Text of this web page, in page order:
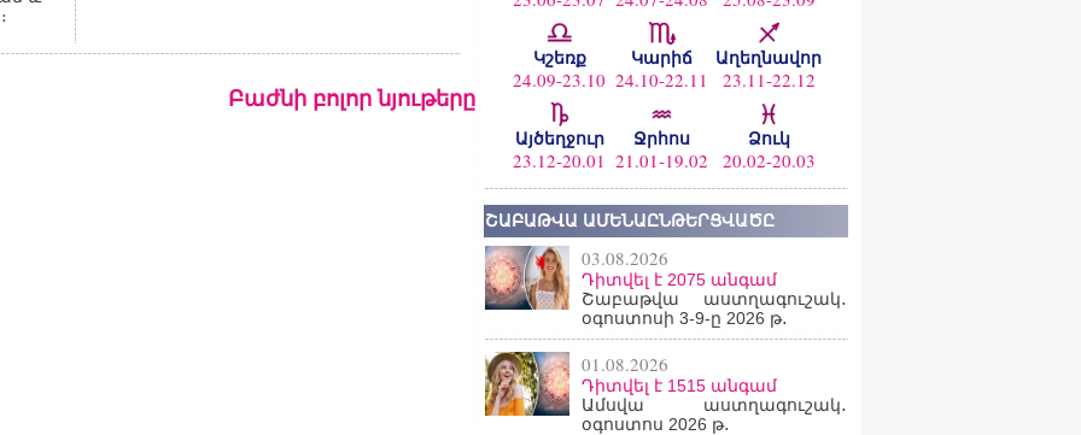
Բաժնի բոլոր նյութերը
Կշեռք
24.09-23.10
Կարիճ
24.10-22.11
Աղեղնավոր
23.11-22.12
Այծեղջուր
23.12-20.01
Ջրհոս
21.01-19.02
Ձուկ
20.02-20.03
ՇԱԲԱԹՎԱ ԱՄԵՆԱԸՆԹԵՐՑՎԱԾԸ
03.08.2026
Դիտվել է 2075 անգամ
Շաբաթվա աստղագուշակ․
օգոստոսի 3-9-ը 2026 թ․
01.08.2026
Դիտվել է 1515 անգամ
Ամսվա աստղագուշակ․
օգոստոս 2026 թ․